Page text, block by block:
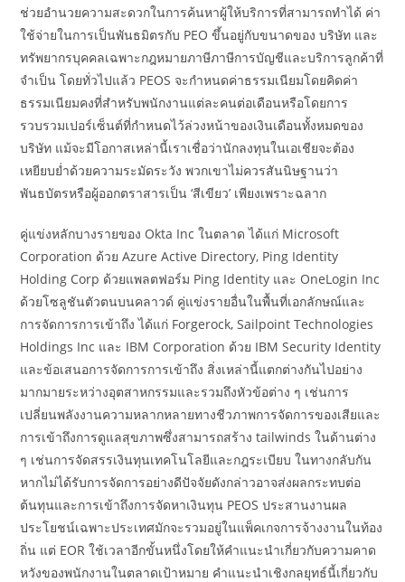
ช่วยอำนวยความสะดวกในการค้นหาผู้ให้บริการที่สามารถทำได้ ค่า
ใช้จ่ายในการเป็นพันธมิตรกับ PEO ขึ้นอยู่กับขนาดของ บริษัท และ
ทรัพยากรบุคคลเฉพาะกฎหมายภาษีภาษีการบัญชีและบริการลูกค้าที่
จำเป็น โดยทั่วไปแล้ว PEOS จะกำหนดค่าธรรมเนียมโดยคิดค่า
ธรรมเนียมคงที่สำหรับพนักงานแต่ละคนต่อเดือนหรือโดยการ
รวบรวมเปอร์เซ็นต์ที่กำหนดไว้ล่วงหน้าของเงินเดือนทั้งหมดของ
บริษัท แม้จะมีโอกาสเหล่านี้เราเชื่อว่านักลงทุนในเอเชียจะต้อง
เหยียบย่ำด้วยความระมัดระวัง พวกเขาไม่ควรสันนิษฐานว่า
พันธบัตรหรือผู้ออกตราสารเป็น ‘สีเขียว’ เพียงเพราะฉลาก
คู่แข่งหลักบางรายของ Okta Inc ในตลาด ได้แก่ Microsoft
Corporation ด้วย Azure Active Directory, Ping Identity
Holding Corp ด้วยแพลตฟอร์ม Ping Identity และ OneLogin Inc
ด้วยโซลูชันตัวตนบนคลาวด์ คู่แข่งรายอื่นในพื้นที่เอกลักษณ์และ
การจัดการการเข้าถึง ได้แก่ Forgerock, Sailpoint Technologies
Holdings Inc และ IBM Corporation ด้วย IBM Security Identity
และข้อเสนอการจัดการการเข้าถึง สิ่งเหล่านี้แตกต่างกันไปอย่าง
มากมายระหว่างอุตสาหกรรมและรวมถึงหัวข้อต่าง ๆ เช่นการ
เปลี่ยนพลังงานความหลากหลายทางชีวภาพการจัดการของเสียและ
การเข้าถึงการดูแลสุขภาพซึ่งสามารถสร้าง tailwinds ในด้านต่าง
ๆ เช่นการจัดสรรเงินทุนเทคโนโลยีและกฎระเบียบ ในทางกลับกัน
หากไม่ได้รับการจัดการอย่างดีปัจจัยดังกล่าวอาจส่งผลกระทบต่อ
ต้นทุนและการเข้าถึงการจัดหาเงินทุน PEOS ประสานงานผล
ประโยชน์เฉพาะประเทศมักจะรวมอยู่ในแพ็คเกจการจ้างงานในท้อง
ถิ่น แต่ EOR ใช้เวลาอีกขั้นหนึ่งโดยให้คำแนะนำเกี่ยวกับความคาด
หวังของพนักงานในตลาดเป้าหมาย คำแนะนำเชิงกลยุทธ์นี้เกี่ยวกับ